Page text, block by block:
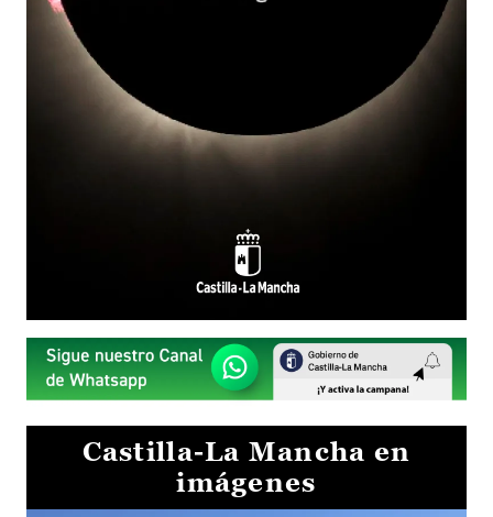
Castilla-La Mancha en
imágenes